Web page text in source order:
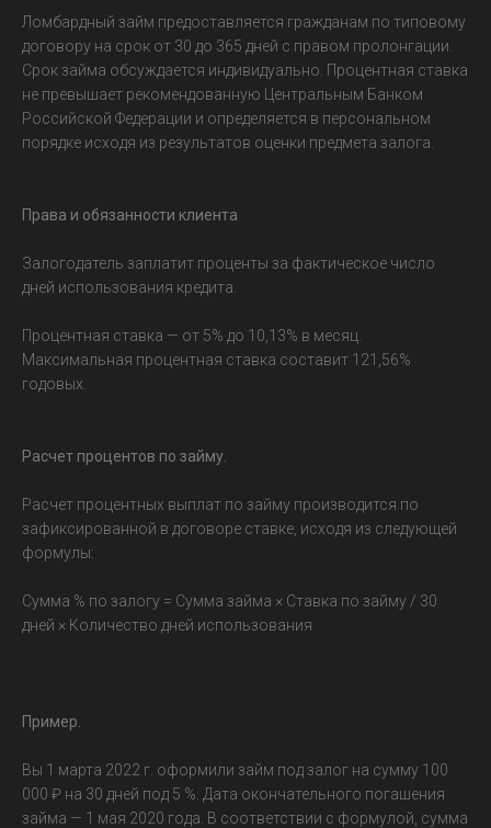
Ломбардный займ предоставляется гражданам по типовому
договору на срок от 30 до 365 дней с правом пролонгации.
Срок займа обсуждается индивидуально. Процентная ставка
не превышает рекомендованную Центральным Банком
Российской Федерации и определяется в персональном
порядке исходя из результатов оценки предмета залога.
Права и обязанности клиента
Залогодатель заплатит проценты за фактическое число
дней использования кредита.
Процентная ставка — от 5% до 10,13% в месяц.
Максимальная процентная ставка составит 121,56%
годовых.
Расчет процентов по займу.
Расчет процентных выплат по займу производится по
зафиксированной в договоре ставке, исходя из следующей
формулы:
Сумма % по залогу = Сумма займа × Ставка по займу / 30
дней × Количество дней использования
Пример.
Вы 1 марта 2022 г. оформили займ под залог на сумму 100
000 ₽ на 30 дней под 5 %. Дата окончательного погашения
займа — 1 мая 2020 года. В соответствии с формулой, сумма